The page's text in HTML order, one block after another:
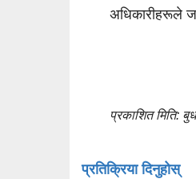
अधिकारीहरूले
प्रकाशित मिति:
प्रतिक्रिया दिनुहोस्